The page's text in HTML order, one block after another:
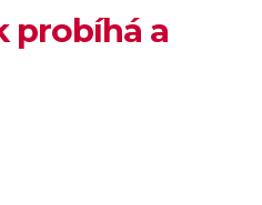
probíhá a